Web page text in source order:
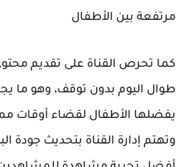
مرتفعة بين الأطفال
كما تحرص القناة على تقديم
طوال اليوم بدون توقف، وهو ما
يفضلها الأطفال لقضاء أوقات
وتهتم إدارة القناة بتحديث جودة